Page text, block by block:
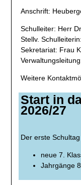
Anschrift:
Schulleiter: Herr
Stellv.
Sekretariat: Frau
Weitere
Start in
2026/27
Der erste
neue 7.
Jahrgänge